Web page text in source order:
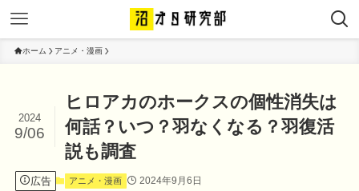
ホーム アニメ・漫画
ヒロアカのホークスの個性消失は
何話？いつ？羽なくなる？羽復活
説も調査
2024
9/06
広告 アニメ・漫画 2024年9月6日